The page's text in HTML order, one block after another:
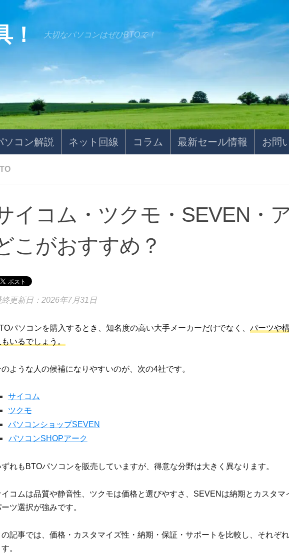
！ 大切なパソコンはぜひBTOで！
ソコン解説 ネット回線 コラム 最新セール情報 お問
イコム・ツクモ・SEVEN・
こがおすすめ？
終更新日：2026年7月31日
パソコンを購入するとき、知名度の高い大手メーカーだけでなく、 パーツや
もいるでしょう。
のような人の候補になりやすいのが、次の4社です。
サイコム
ツクモ
パソコンショップSEVEN
パソコンSHOPアーク
ずれもBTOパソコンを販売していますが、得意な分野は大きく異なります。
イコムは品質や静音性、ツクモは価格と選びやすさ、SEVENは納期とカスタ
ツ選択が強みです。
の記事では、価格・カスタマイズ性・納期・保証・サポートを比較し、それぞ
。